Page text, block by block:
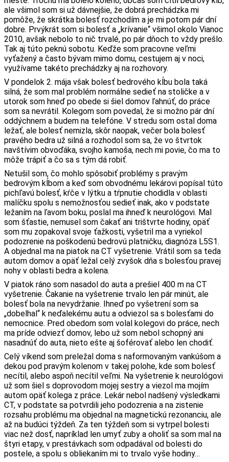
ale všimol som si už dávnejšie, že dobrá prechádzka mi
pomôže, že skrátka bolesť rozchodím a je mi potom pár dní
dobre. Prvýkrát som si bolesť a „krívanie“ všimol okolo Vianoc
2010, avšak nebolo to nič trvalé, po pár dňoch to vždy prešlo.
Tak aj túto peknú sobotu. Keďže som pracovne veľmi
vyťažený a často bývam mimo domu, cestujem aj v noci,
využívame takéto prechádzky aj na rozhovory.
V pondelok 2. mája však bolesť bedrového kĺbu bola taká
silná, že som mal problém normálne sedieť na stoličke a v
utorok som hneď po obede si šiel domov ľahnúť, do práce
som sa nevrátil. Kolegom som povedal, že si možno pár dní
oddýchnem a budem na telefóne. V stredu som ostal doma
ležať, ale bolesť nemizla, skôr naopak, večer bola bolesť
pravého bedra už silná a rozhodol som sa, že vo štvrtok
navštívim obvoďáka, svojho kamoša, nech mi povie, čo ma to
môže trápiť a čo sa s tým dá robiť.
Netušil som, čo mohlo spôsobiť problémy s pravým
bedrovým kĺbom a keď som obvodnému lekárovi popísal túto
pichľavú bolesť, kŕče v lýtku a tŕpnutie chodidla v oblasti
malíčku spolu s nemožnosťou sedieť inak, ako v podstate
ležaním na ľavom boku, poslal ma ihneď k neurológovi. Mal
som šťastie, nemusel som čakať ani trištvrte hodiny, opäť
som mu zopakoval svoje ťažkosti, vyšetril ma a vyriekol
podozrenie na poškodenú bedrovú platničku, diagnóza L5S1.
A objednal ma na piatok na CT vyšetrenie. Vrátil som sa teda
autom domov a opäť ležal celý zvyšok dňa s bolesťou pravej
nohy v oblasti bedra a kolena.
V piatok ráno som nasadol do auta a prešiel 400 m na CT
vyšetrenie. Čakanie na vyšetrenie trvalo len pár minút, ale
bolesť bola na nevydržanie. Ihneď po vyšetrení som sa
„dobelhal“ k neďalekému autu a odviezol sa s bolesťami do
nemocnice. Pred obedom som volal kolegovi do práce, nech
ma príde odviezť domov, lebo už som nebol schopný ani
nasadnúť do auta, nieto ešte aj šoférovať alebo len chodiť.
Celý víkend som preležal doma s naformovaným vankúšom a
dekou pod pravým kolenom v takej polohe, kde som bolesť
necítil, alebo aspoň necítil veľmi. Na vyšetrenie k neurológovi
už som šiel s doprovodom mojej sestry a viezol ma mojím
autom opäť kolega z práce. Lekár nebol nadšený výsledkami
CT, v podstate sa potvrdili jeho podozrenia a na zistenie
rozsahu problému ma objednal na magnetickú rezonanciu, ale
až na budúci týždeň. Za ten týždeň som si vytrpel bolesti
viac než dosť, napríklad len umyť zuby a oholiť sa som mal na
štyri etapy, v prestávkach som odpadával od bolesti do
postele, a spolu s obliekaním mi to trvalo vyše hodiny…